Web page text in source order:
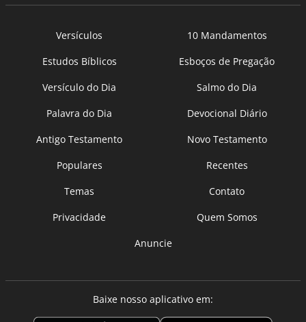
Versículos
10 Mandamentos
Estudos Bíblicos
Esboços de Pregação
Versículo do Dia
Salmo do Dia
Palavra do Dia
Devocional Diário
Antigo Testamento
Novo Testamento
Populares
Recentes
Temas
Contato
Privacidade
Quem Somos
Anuncie
Baixe nosso aplicativo em: